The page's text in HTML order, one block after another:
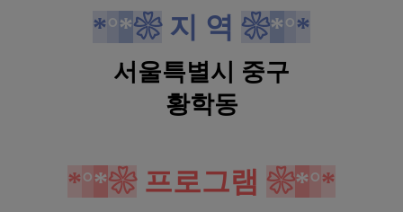
*°*❀지 역 ❀*°*
서울특별시 중구
황학동
*°*❀ 프로그램 ❀*°*